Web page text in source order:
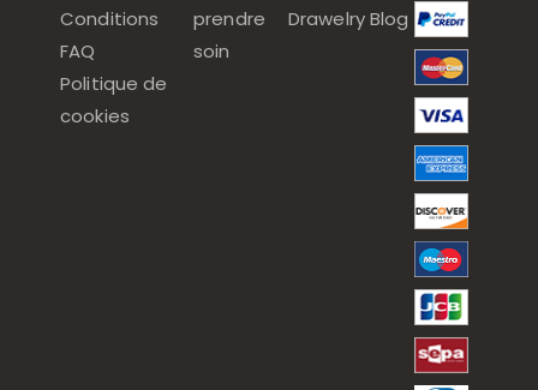
Conditions
FAQ
Politique de
cookies
prendre
soin
Drawelry Blog